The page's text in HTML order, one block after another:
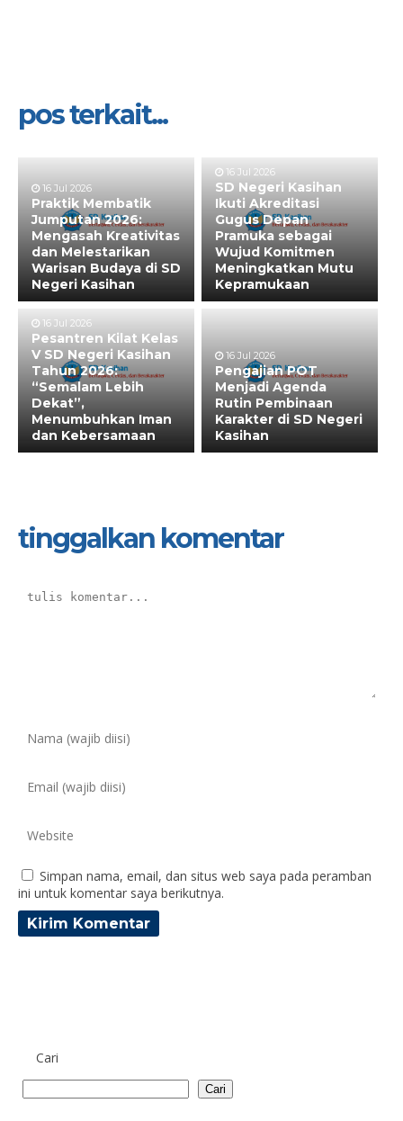
pos terkait...
16 Jul 2026
Praktik Membatik
Jumputan 2026:
Mengasah Kreativitas
dan Melestarikan
Warisan Budaya di SD
Negeri Kasihan
16 Jul 2026
SD Negeri Kasihan
Ikuti Akreditasi
Gugus Depan
Pramuka sebagai
Wujud Komitmen
Meningkatkan Mutu
Kepramukaan
16 Jul 2026
Pesantren Kilat Kelas
V SD Negeri Kasihan
Tahun 2026:
“Semalam Lebih
Dekat”,
Menumbuhkan Iman
dan Kebersamaan
16 Jul 2026
Pengajian POT
Menjadi Agenda
Rutin Pembinaan
Karakter di SD Negeri
Kasihan
tinggalkan komentar
Simpan nama, email, dan situs web saya pada peramban
ini untuk komentar saya berikutnya.
Cari
Cari